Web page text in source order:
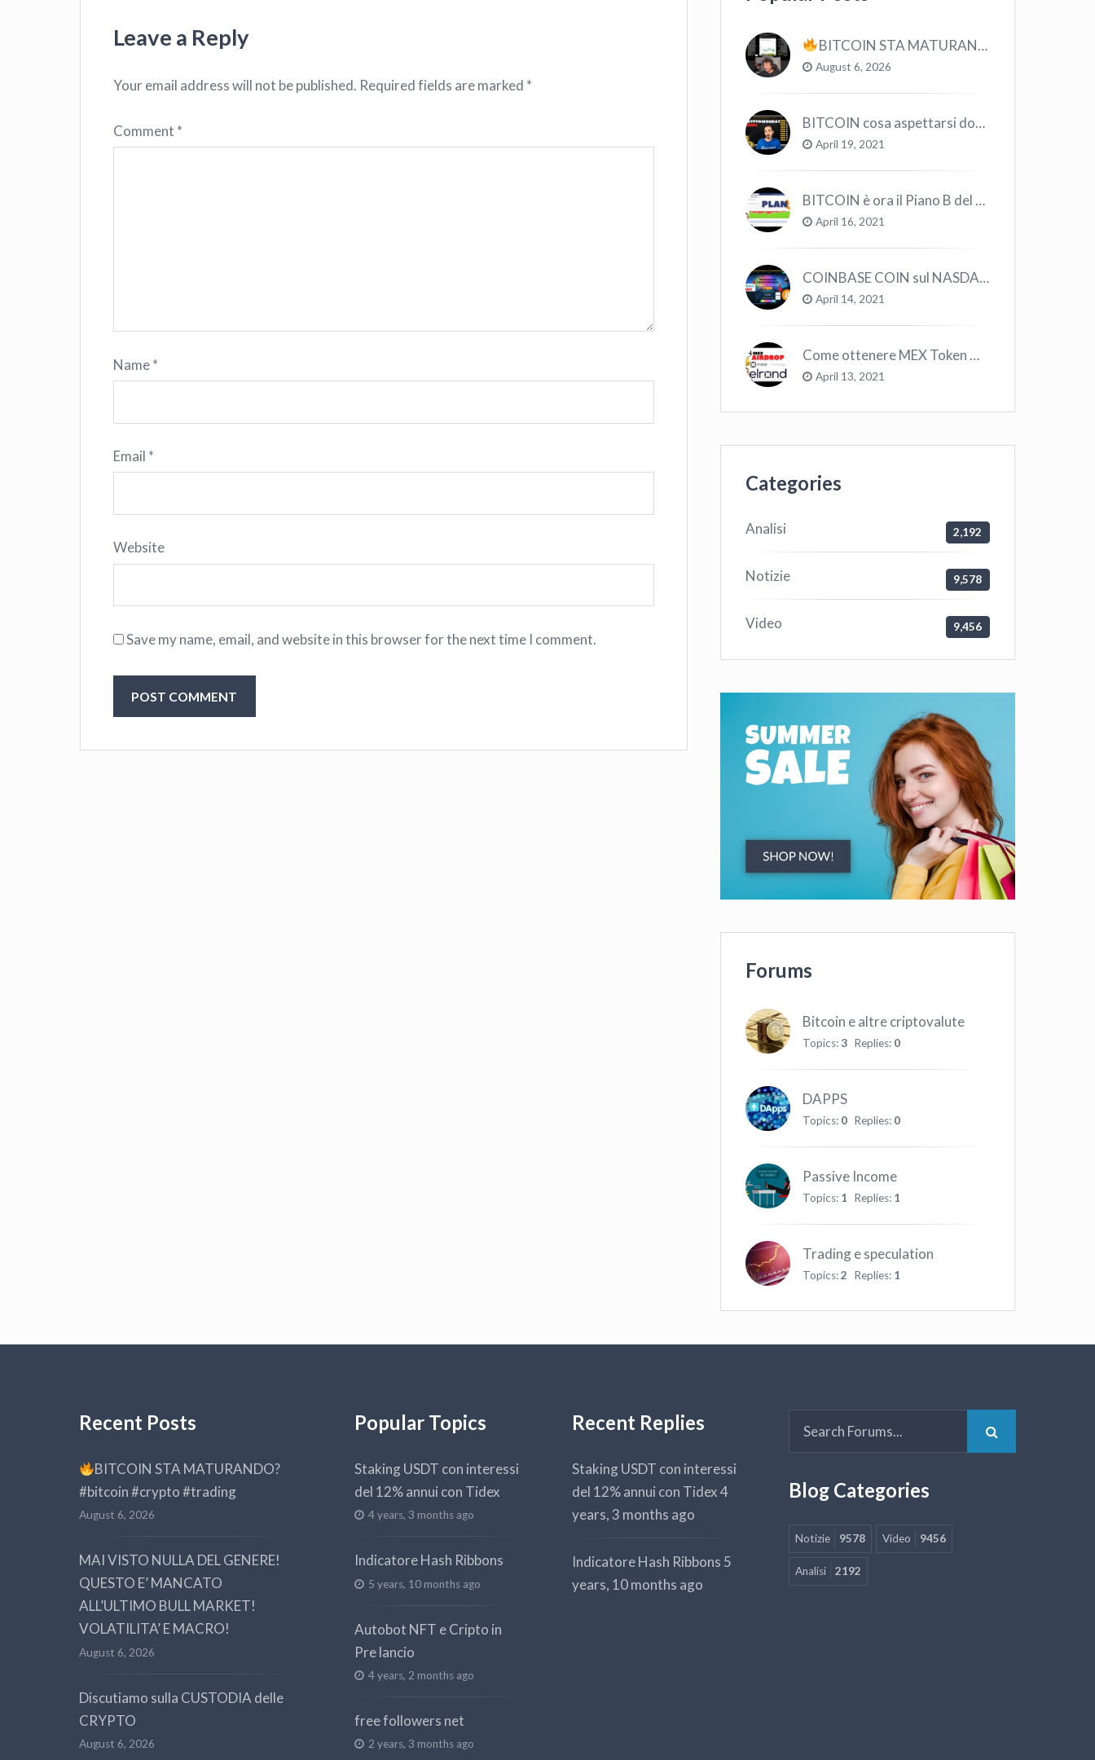
Leave a Reply
Your email address will not be published. Required fields are marked *
Comment *
Name*
Email *
Website
Save my name, email, and website in this browser for the next time I comment.
BITCOIN STA MATURANDO? #bitcoin #crypto #trading
August 6, 2026
BITCOIN cosa aspettarsi dopo il “Crollo”? – CryptoMonday NEWS w16/’21
April 19, 2021
BITCOIN è ora il Piano B del Mondo
April 16, 2021
COINBASE COIN sul NASDAQ e le CRYPTO volano!
April 14, 2021
Come ottenere MEX Token GRATIS su Elrond ?
April 13, 2021
Categories
Analisi 2,192
Notizie 9,578
Video 9,456
Forums
Bitcoin e altre criptovalute
Topics:3 Replies: 0
DAPPS
Topics: 0 Replies: 0
Passive Income
Topics: 1 Replies: 1
Trading e speculation
Topics:2 Replies: 1
Recent Posts
BITCOIN STA MATURANDO?
#bitcoin #crypto #trading
August 6, 2026
MAI VISTO NULLA DEL GENERE!
QUESTO E’ MANCATO
ALL’ULTIMO BULL MARKET!
VOLATILITA’ E MACRO!
August 6, 2026
Discutiamo sulla CUSTODIA delle
CRYPTO
August 6, 2026
Popular Topics
Staking USDT con interessi
del 12% annui con Tidex
4 years, 3 months ago
Indicatore Hash Ribbons
5 years, 10 months ago
Autobot NFT e Cripto in
Pre lancio
4 years, 2 months ago
free followers net
2 years, 3 months ago
Recent Replies
Staking USDT con interessi
del 12% annui con Tidex4
years, 3 months ago
Indicatore Hash Ribbons 5
years, 10 months ago
Blog Categories
Notizie 9578 Video 9456
Analisi 2192